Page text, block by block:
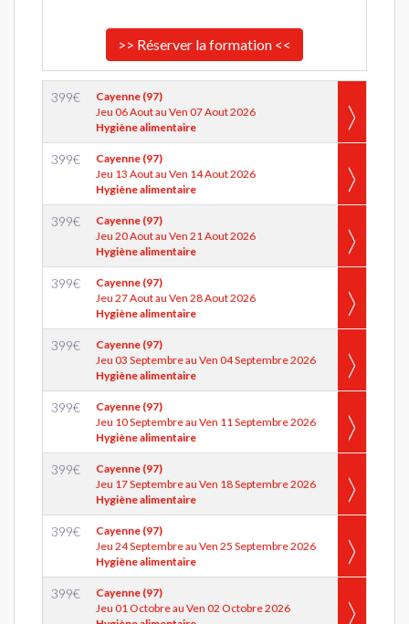
>> Réserver la formation <<
399€
Cayenne (97)
Jeu 06 Aout au Ven 07 Aout 2026
Hygiène alimentaire
399€
Cayenne (97)
Jeu 13 Aout au Ven 14 Aout 2026
Hygiène alimentaire
399€
Cayenne (97)
Jeu 20 Aout au Ven 21 Aout 2026
Hygiène alimentaire
399€
Cayenne (97)
Jeu 27 Aout au Ven 28 Aout 2026
Hygiène alimentaire
399€
Cayenne (97)
Jeu 03 Septembre au Ven 04 Septembre 2026
Hygiène alimentaire
399€
Cayenne (97)
Jeu 10 Septembre au Ven 11 Septembre 2026
Hygiène alimentaire
399€
Cayenne (97)
Jeu 17 Septembre au Ven 18 Septembre 2026
Hygiène alimentaire
399€
Cayenne (97)
Jeu 24 Septembre au Ven 25 Septembre 2026
Hygiène alimentaire
399€
Cayenne (97)
Jeu 01 Octobre au Ven 02 Octobre 2026